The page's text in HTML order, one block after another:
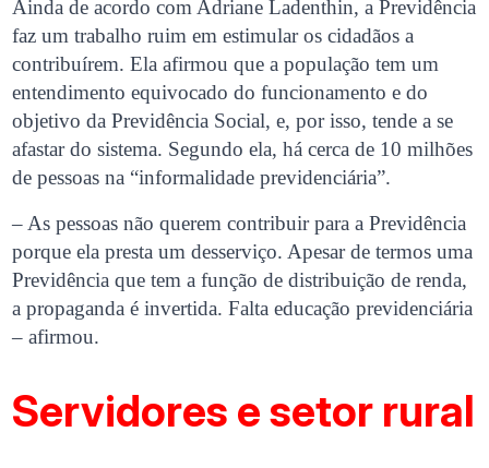
Ainda de acordo com Adriane Ladenthin, a Previdência
faz um trabalho ruim em estimular os cidadãos a
contribuírem. Ela afirmou que a população tem um
entendimento equivocado do funcionamento e do
objetivo da Previdência Social, e, por isso, tende a se
afastar do sistema. Segundo ela, há cerca de 10 milhões
de pessoas na “informalidade previdenciária”.
– As pessoas não querem contribuir para a Previdência
porque ela presta um desserviço. Apesar de termos uma
Previdência que tem a função de distribuição de renda,
a propaganda é invertida. Falta educação previdenciária
– afirmou.
Servidores e setor rural